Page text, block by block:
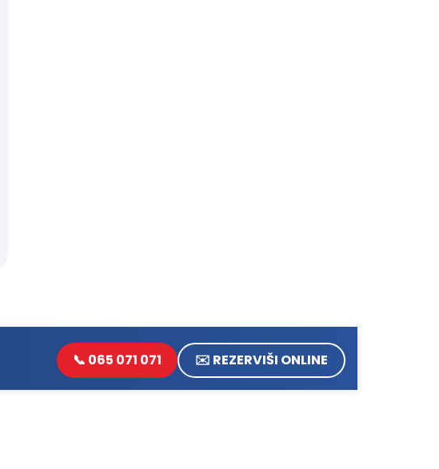
📞 065 071 071 ✉️ REZERVIŠI ONLINE